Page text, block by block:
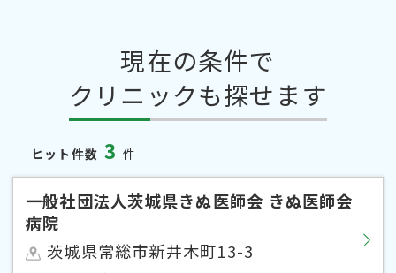
現在の条件で
クリニックも探せます
ヒット件数 3 件
一般社団法人茨城県きぬ医師会 きぬ医師会
病院
茨城県常総市新井木町13-3